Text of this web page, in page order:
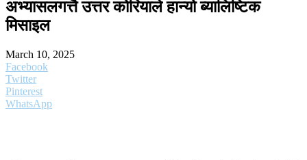
अभ्यासलगत्तै उत्तर कोरियाले हान्यो ब्यालिष्टिक
मिसाइल
March 10, 2025
Facebook
Twitter
Pinterest
WhatsApp